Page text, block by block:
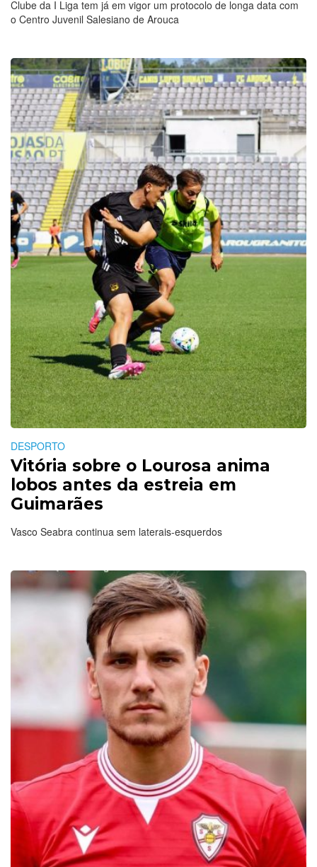
Clube da I Liga tem já em vigor um protocolo de longa data com
o Centro Juvenil Salesiano de Arouca
DESPORTO
Vitória sobre o Lourosa anima
lobos antes da estreia em
Guimarães
Vasco Seabra continua sem laterais-esquerdos